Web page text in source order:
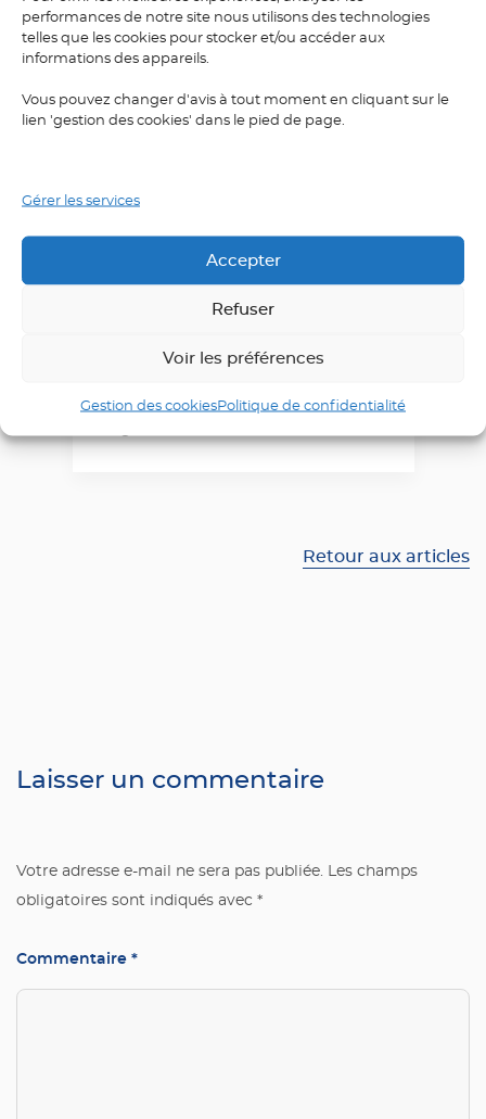
performances de notre site nous utilisons des technologies
telles que les cookies pour stocker et/ou accéder aux
informations des appareils.
Vous pouvez changer d'avis à tout moment en cliquant sur le
lien 'gestion des cookies' dans le pied de page.
Gérer les services
Accepter
Refuser
Voir les préférences
Gestion des cookiesPolitique de confidentialité
Formation à distance ou en
apprendre à maîtriser des
compétences interpersonnelles en
Retour aux articles
Laisser un commentaire
Votre adresse e-mail ne sera pas publiée. Les champs
obligatoires sont indiqués avec *
Commentaire *